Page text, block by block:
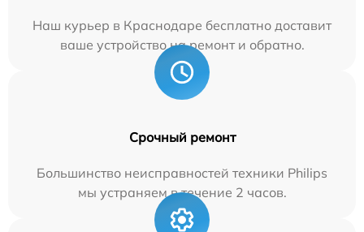
Наш курьер в Краснодаре бесплатно доставит
ваше устройство на ремонт и обратно.
Срочный ремонт
Большинство неисправностей техники Philips
мы устраняем в течение 2 часов.